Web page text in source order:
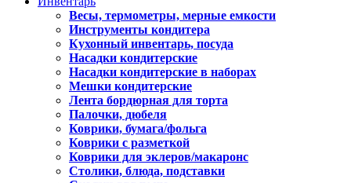
Весы, термометры, мерные емкости
Инструменты кондитера
Кухонный инвентарь, посуда
Насадки кондитерские
Насадки кондитерские в наборах
Мешки кондитерские
Лента бордюрная для торта
Палочки, дюбеля
Коврики, бумага/фольга
Коврики с разметкой
Коврики для эклеров/макаронс
Столики, блюда, подставки